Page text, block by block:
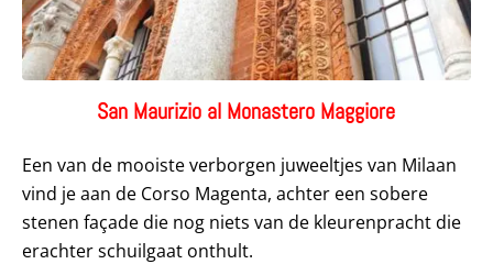
San Maurizio al Monastero Maggiore
Een van de mooiste verborgen juweeltjes van Milaan
vind je aan de Corso Magenta, achter een sobere
stenen façade die nog niets van de kleurenpracht die
erachter schuilgaat onthult.